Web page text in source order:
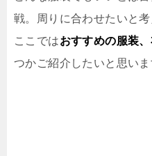
戦。周りに合わせたいと考
ここではおすすめの服装
つかご紹介したいと思いま